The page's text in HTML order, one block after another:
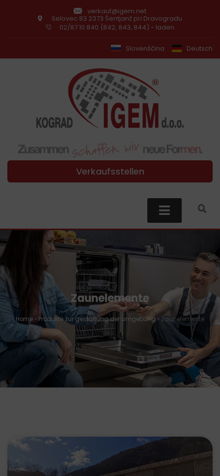
verkauf@igem.net
Selovec 83 2373 Šentjanž pri Dravogradu
02/87 10 840 (842, 843, 844) - laden
Slovenščina Deutsch
Verkaufsstellen
Zaunelemente
Home »Produkte zur gestaltung der umgebung » Zaunelemente